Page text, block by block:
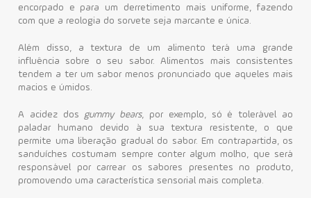
encorpado e para um derretimento mais uniforme, fazendo
com que a reologia do sorvete seja marcante e única.
Além disso, a textura de um alimento terá uma grande
influência sobre o seu sabor. Alimentos mais consistentes
tendem a ter um sabor menos pronunciado que aqueles mais
macios e úmidos.
A acidez dos gummy bears, por exemplo, só é tolerável ao
paladar humano devido à sua textura resistente, o que
permite uma liberação gradual do sabor. Em contrapartida, os
sanduíches costumam sempre conter algum molho, que será
responsável por carrear os sabores presentes no produto,
promovendo uma característica sensorial mais completa.